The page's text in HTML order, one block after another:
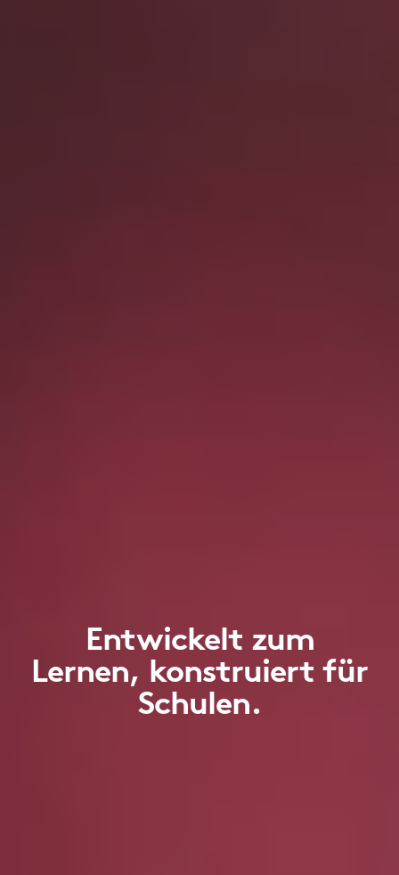
Entwickelt zum
Lernen, konstruiert für
Schulen.